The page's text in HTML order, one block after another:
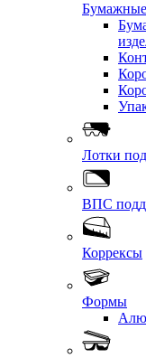
Бумажные
Лотки
ВПС
Коррексы
Формы